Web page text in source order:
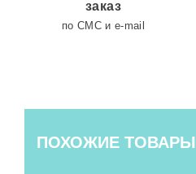
заказ
по СМС и e-mail
ПОХОЖИЕ ТОВАРЫ